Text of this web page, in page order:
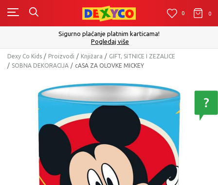
0 0
Sigurno plaćanje platnim karticama!
Pogledaj više
Dexy Co Kids Proizvodi Knjižara
GIFT, SITNICE I ZEZALICE
SOBNA DEKORACIJA
cASA ZA OLOVKE MICKEY